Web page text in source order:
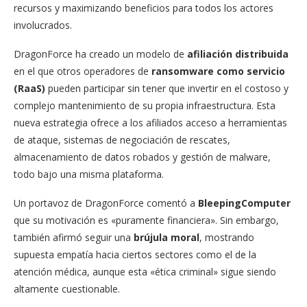
recursos y maximizando beneficios para todos los actores
involucrados.
DragonForce ha creado un modelo de afiliación distribuida
en el que otros operadores de ransomware como servicio
(RaaS) pueden participar sin tener que invertir en el costoso y
complejo mantenimiento de su propia infraestructura. Esta
nueva estrategia ofrece a los afiliados acceso a herramientas
de ataque, sistemas de negociación de rescates,
almacenamiento de datos robados y gestión de malware,
todo bajo una misma plataforma.
Un portavoz de DragonForce comentó a BleepingComputer
que su motivación es «puramente financiera». Sin embargo,
también afirmó seguir una brújula moral, mostrando
supuesta empatía hacia ciertos sectores como el de la
atención médica, aunque esta «ética criminal» sigue siendo
altamente cuestionable.